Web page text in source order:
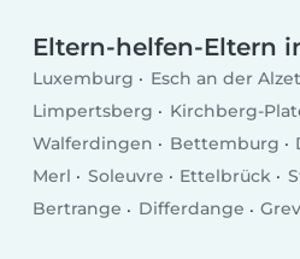
Eltern-helfen-Eltern
Luxemburg Esch an der
Limpertsberg
Kirchberg-
Walferdingen
Bettemburg
Merl
Soleuvre Ettelbrück
Bertrange
Differdange